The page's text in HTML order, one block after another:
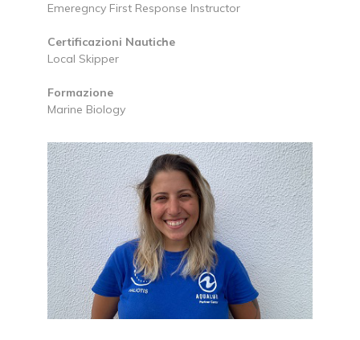
Emeregncy First Response Instructor
Certificazioni Nautiche
Local Skipper
Formazione
Marine Biology